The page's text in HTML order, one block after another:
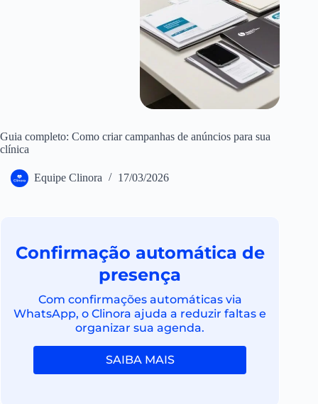
Guia completo: Como criar campanhas de anúncios para sua
clínica
Equipe Clinora 17/03/2026
Confirmação automática de
presença
Com confirmações automáticas via
WhatsApp, o Clinora ajuda a reduzir faltas e
organizar sua agenda.
SAIBA MAIS